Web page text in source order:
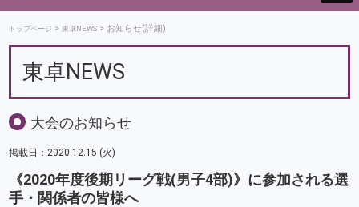
トップページ 東卓NEWS お知らせ(詳細)
東卓NEWS
大会のお知らせ
掲載日：2020.12.15 (火)
《2020年度後期リーグ戦(男子4部)》に参加される選
手・関係者の皆様へ